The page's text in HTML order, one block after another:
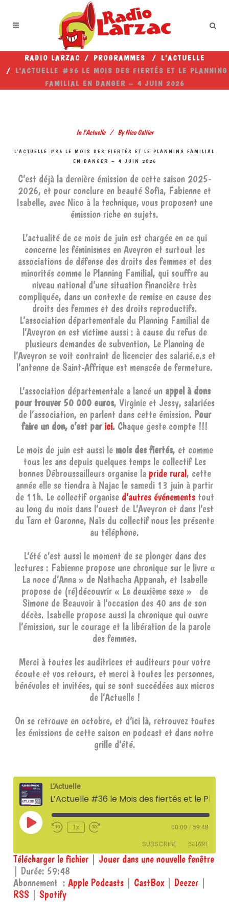
RADIO LARZAC / PROGRAMMES / L'ACTUELLE
/ L’ACTUELLE #36 LE MOIS DES FIERTÉS ET LE PLANNING
FAMILIAL EN DANGER – 4 JUIN 2026
In l'Actuelle By Nico Galtier
L’ACTUELLE #36 LE MOIS DES FIERTÉS ET LE PLANNING FAMILIAL
EN DANGER – 4 JUIN 2026
C’est déjà la dernière émission de cette saison 2025-
2026, et pour conclure en beauté Sofia, Fabienne et
Isabelle, avec Nico à la technique, vous proposent une
émission riche en sujets.
L’actualité de ce mois de juin est chargée en ce qui
concerne les féminismes en Aveyron et surtout les
associations de défense des droits des femmes et des
minorités comme le Planning Familial, qui souffre au
niveau national d’une situation financière très
compliquée, dans un contexte de remise en cause des
droits des femmes et des droits reproductifs.
L’association départementale du Planning Familial de
l’Aveyron en est victime aussi : à cause du refus de
plusieurs demandes de subvention, Le Planning de
l’Aveyron se voit contraint de licencier des salarié.e.s et
l’antenne de Saint-Affrique est menacée de fermeture.
L’association départementale a lancé un appel à dons
pour trouver 50 000 euros, Virginie et Jessy, salariées
de l’association, en parlent dans cette émission. Pour
faire un don, c’est par ici. Chaque geste compte !!!
Le mois de juin est aussi le mois des fiertés, et comme
tous les ans depuis quelques temps le collectif Les
bonnes Débroussailleurs organise la pride rural, cette
année elle se tiendra à Najac le samedi 13 juin à partir
de 11h. Le collectif organise d’autres événementstout
au long du mois dans l’ouest de L’Aveyron et dans l’est
du Tarn et Garonne, Naïs du collectif nous les présente
au téléphone.
L’été c’est aussi le moment de se plonger dans des
lectures : Fabienne propose une chronique sur le livre «
La noce d’Anna » de Nathacha Appanah, et Isabelle
propose de (ré)découvrir « Le deuxième sexe » de
Simone de Beauvoir à l’occasion des 40 ans de son
décès. Isabelle propose aussi la chronique qui ouvre
l’émission, sur le courage et la libération de la parole
des femmes.
Merci à toutes les auditrices et auditeurs pour votre
écoute et vos retours, et merci à toutes les personnes,
bénévoles et invitées, qui se sont succédées aux micros
de l’Actuelle !
On se retrouve en octobre, et d’ici là, retrouvez toutes
les émissions de cette saison en podcast et dans notre
grille d’été.
L'Actuelle
Play
Episode
1x 00:00 / 59:48
SUBSCRIBE SHARE
Apple Podcasts
Deezer
SHARE
LINK
Télécharger le fichier
Jouer dans une nouvelle fenêtre
Durée: 59:48
Abonnement : Apple Podcasts CastBox Deezer
RSS
Spotify